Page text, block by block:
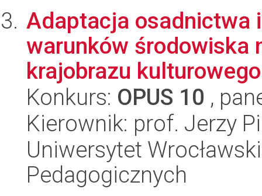
Adaptacja osadnictwa
warunków środowiska
krajobrazu
Konkurs: OPUS 10 ,
Kierownik: prof. Jerzy
Uniwersytet
Pedagogicznych